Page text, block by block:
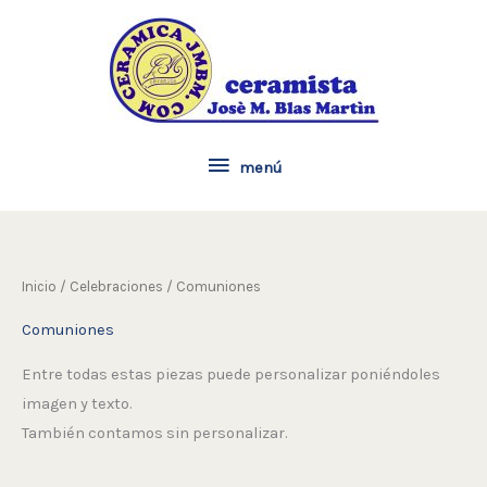
menú
menú
Inicio / Celebraciones / Comuniones
Comuniones
Entre todas estas piezas puede personalizar poniéndoles
imagen y texto.
También contamos sin personalizar.